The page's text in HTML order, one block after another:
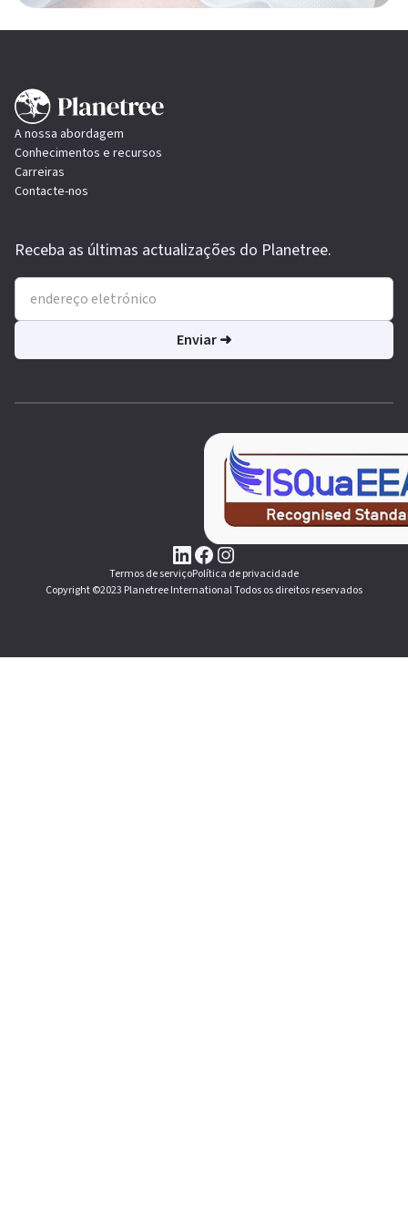
A nossa abordagem
Conhecimentos e recursos
Carreiras
Contacte-nos
Receba as últimas actualizações do Planetree.
Termos de serviçoPolítica de privacidade
Copyright ©2023 Planetree International Todos os direitos reservados